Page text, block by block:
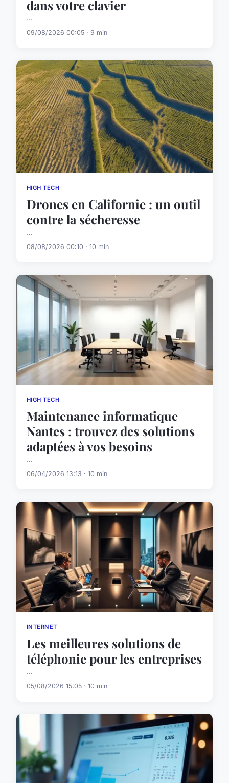
dans votre clavier
...
09/08/2026 00:05 · 9 min
HIGH TECH
Drones en Californie : un outil
contre la sécheresse
...
08/08/2026 00:10 · 10 min
HIGH TECH
Maintenance informatique
Nantes : trouvez des solutions
adaptées à vos besoins
...
06/04/2026 13:13 · 10 min
INTERNET
Les meilleures solutions de
téléphonie pour les entreprises
...
05/08/2026 15:05 · 10 min